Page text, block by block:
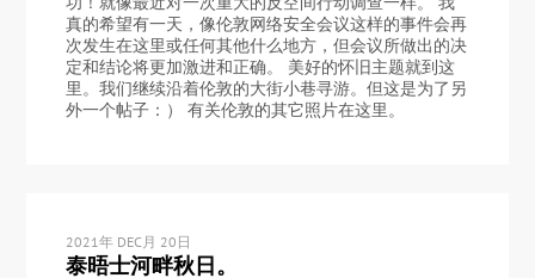
真的希望有一天，像伦敦网络安全会议这样的事件会再
次发生在这里或任何其他什么地方，但会议所做出的决
定和结论将更加激进和正确。 美好的怀旧主题就到这
里。我们继续沿着伦敦的大街小巷寻游。但这是为了另
外一个帖子：） 有关伦敦的其它照片在这里。
2021年 DEC月 20日
泰晤士河畔秋日。